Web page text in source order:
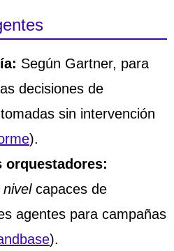
Según Gartner, para
decisiones de
sin intervención
).
orquestadores:
capaces de
agentes para campañas
).